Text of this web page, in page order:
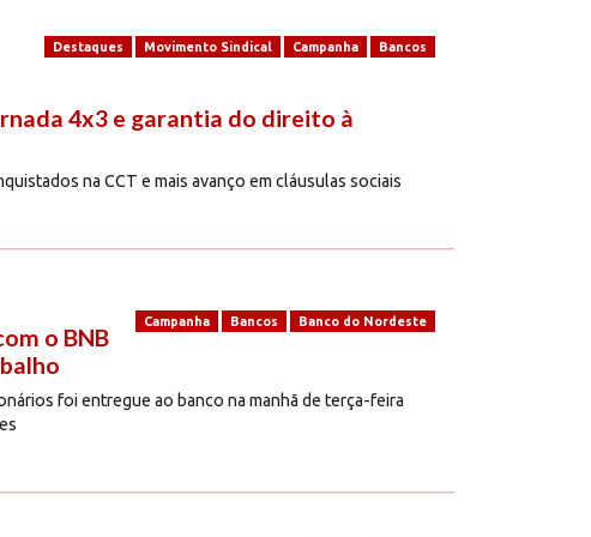
Destaques Movimento Sindical Campanha Bancos
4x3 e garantia do direito à
na CCT e mais avanço em cláusulas sociais
Campanha Bancos Banco do Nordeste
o BNB
foi entregue ao banco na manhã de terça-feira